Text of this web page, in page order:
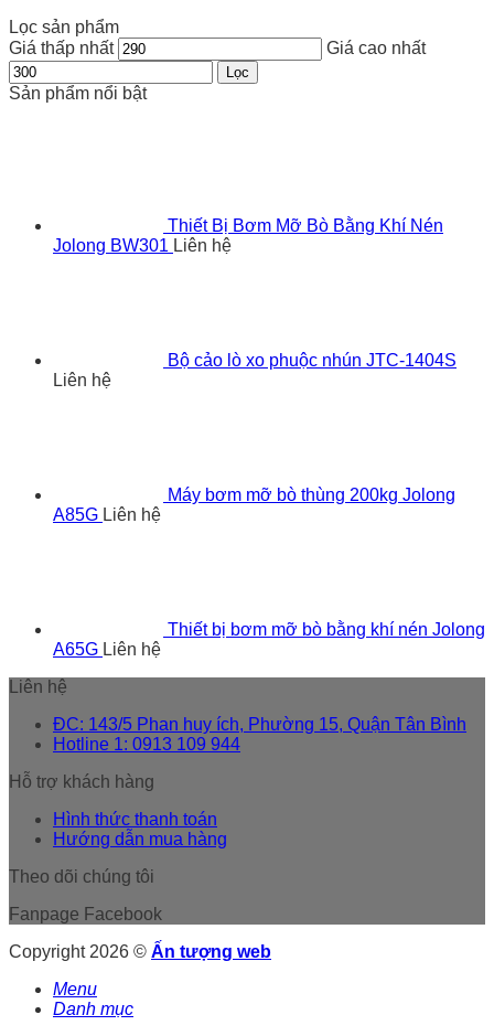
Lọc sản phẩm
Giá thấp nhất
Giá cao nhất
Lọc
Sản phẩm nổi bật
Thiết Bị Bơm Mỡ Bò Bằng Khí Nén
Jolong BW301 Liên hệ
Bộ cảo lò xo phuộc nhún JTC-1404S
Liên hệ
Máy bơm mỡ bò thùng 200kg Jolong
A85G Liên hệ
Thiết bị bơm mỡ bò bằng khí nén Jolong
A65G Liên hệ
Liên hệ
ĐC: 143/5 Phan huy ích, Phường 15, Quận Tân Bình
Hotline 1: 0913 109 944
Hỗ trợ khách hàng
Hình thức thanh toán
Hướng dẫn mua hàng
Theo dõi chúng tôi
Fanpage Facebook
Copyright 2026 © Ấn tượng web
Menu
Danh mục